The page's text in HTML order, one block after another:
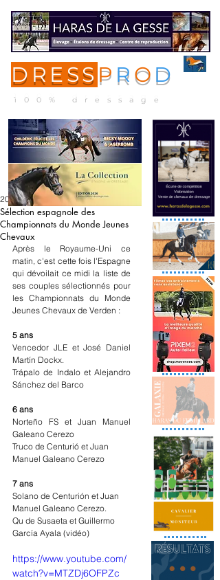
DRESS P R O D
100% dressage
Sélection espagnole des
Championnats du Monde Jeunes
Chevaux
20 oct. 2020
Après le Royaume-Uni ce
matin, c'est cette fois l'Espagne
qui dévoilait ce midi la liste de
ses couples sélectionnés pour
les Championnats du Monde
Jeunes Chevaux de Verden :
5 ans
Vencedor JLE et José Daniel
Martín Dockx.
Trápalo de Indalo et Alejandro
Sánchez del Barco
6 ans
Norteño FS et Juan Manuel
Galeano Cerezo
Truco de Centurió et Juan
Manuel Galeano Cerezo
7 ans
Solano de Centurión et Juan
Manuel Galeano Cerezo.
Qu de Susaeta et Guillermo
García Ayala (vidéo)
https://www.youtube.com/
watch?v=MTZDj6OFPZc